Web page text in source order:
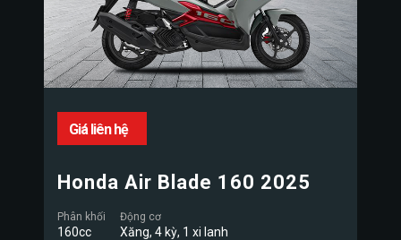
Giá liên hệ
Honda Air Blade 160 2025
Phân khối
160cc
Động cơ
Xăng, 4 kỳ, 1 xi lanh